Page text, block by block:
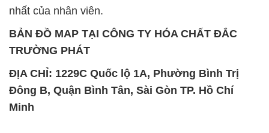
nhất của nhân viên.
BẢN ĐỒ MAP TẠI CÔNG TY HÓA CHẤT ĐẮC
TRƯỜNG PHÁT
ĐỊA CHỈ: 1229C Quốc lộ 1A, Phường Bình Trị
Đông B, Quận Bình Tân, Sài Gòn TP. Hồ Chí
Minh